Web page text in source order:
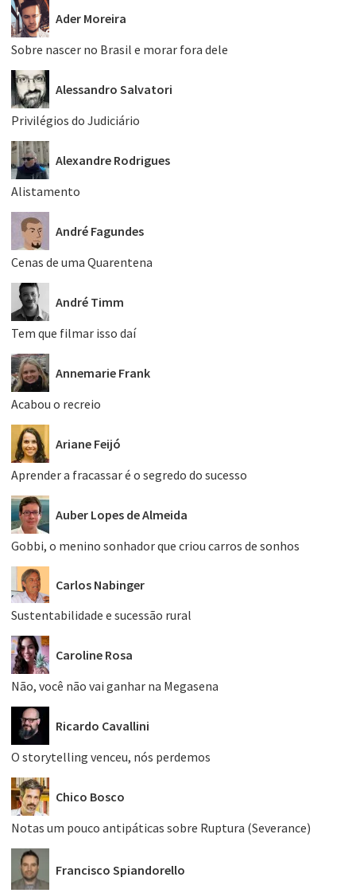
Ader Moreira
Sobre nascer no Brasil e morar fora dele
Alessandro Salvatori
Privilégios do Judiciário
Alexandre Rodrigues
Alistamento
André Fagundes
Cenas de uma Quarentena
André Timm
Tem que filmar isso daí
Annemarie Frank
Acabou o recreio
Ariane Feijó
Aprender a fracassar é o segredo do sucesso
Auber Lopes de Almeida
Gobbi, o menino sonhador que criou carros de sonhos
Carlos Nabinger
Sustentabilidade e sucessão rural
Caroline Rosa
Não, você não vai ganhar na Megasena
Ricardo Cavallini
O storytelling venceu, nós perdemos
Chico Bosco
Notas um pouco antipáticas sobre Ruptura (Severance)
Francisco Spiandorello